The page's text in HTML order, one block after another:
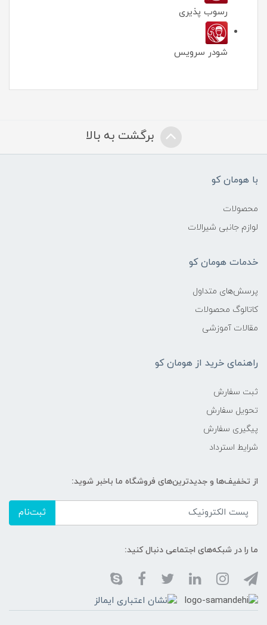
رسوب پذیری
شودر سرویس
برگشت به بالا
با هومان کو
محصولات
لوازم جانبی شیرالات
خدمات هومان کو
پرسش‌های متداول
کاتالوگ محصولات
مقالات آموزشی
راهنمای خرید از هومان کو
ثبت سفارش
تحویل سفارش
پیگیری سفارش
شرایط استرداد
از تخفیف‌ها و جدیدترین‌های فروشگاه ما باخبر شوید:
ثبت‌نام
ما را در شبکه‌های اجتماعی دنبال کنید: